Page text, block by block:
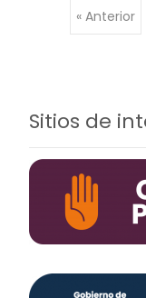
« Anterior
Sitios de